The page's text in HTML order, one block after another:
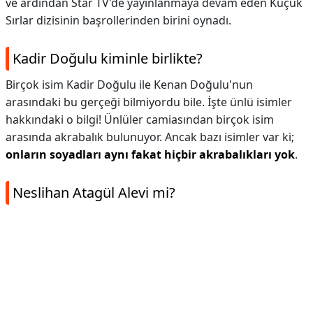
Sırlar dizisinin başrollerinden birini oynadı.
Kadir Doğulu kiminle birlikte?
Birçok isim Kadir Doğulu ile Kenan Doğulu'nun
arasındaki bu gerçeği bilmiyordu bile. İşte ünlü isimler
hakkındaki o bilgi! Ünlüler camiasından birçok isim
arasında akrabalık bulunuyor. Ancak bazı isimler var ki;
onların soyadları aynı fakat hiçbir akrabalıkları yok.
Neslihan Atagül Alevi mi?